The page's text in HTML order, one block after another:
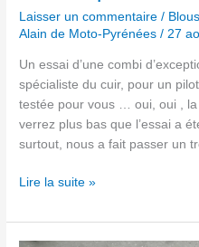
Laisser un commentaire /
Alain de Moto-Pyrénées/27
Un essai d’une combi
spécialiste du cuir, pour un
testée pour vous … oui, oui ,
verrez plus bas que l’essai a
surtout, nous a fait passer un
possible ?
Lire la suite »